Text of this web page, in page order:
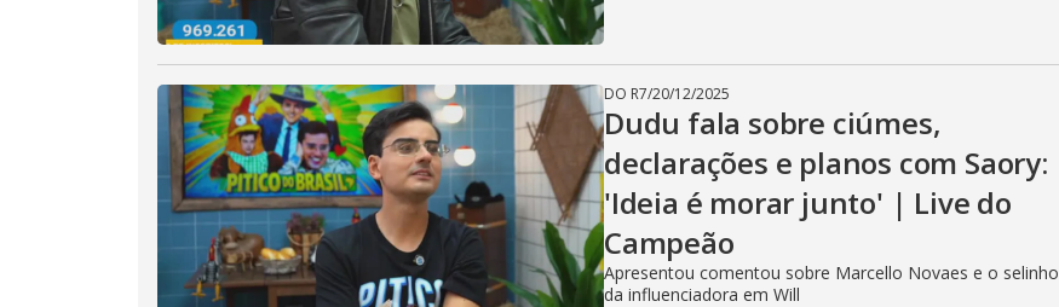
DO R7/20/12/2025
Dudu fala sobre ciúmes,
declarações e planos com Saory:
'Ideia é morar junto' | Live do
Campeão
Apresentou comentou sobre Marcello Novaes e o selinho
da influenciadora em Will